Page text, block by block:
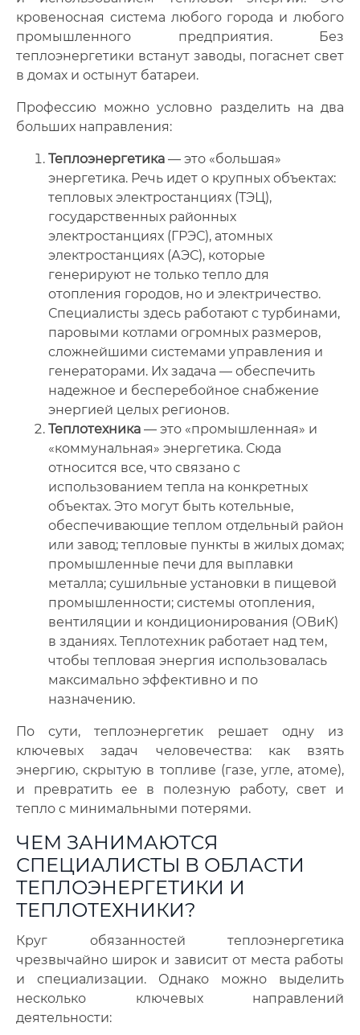
кровеносная система любого города и любого
промышленного предприятия. Без
теплоэнергетики встанут заводы, погаснет свет
в домах и остынут батареи.
Профессию можно условно разделить на два
больших направления:
Теплоэнергетика — это «большая»
энергетика. Речь идет о крупных объектах:
тепловых электростанциях (ТЭЦ),
государственных районных
электростанциях (ГРЭС), атомных
электростанциях (АЭС), которые
генерируют не только тепло для
отопления городов, но и электричество.
Специалисты здесь работают с турбинами,
паровыми котлами огромных размеров,
сложнейшими системами управления и
генераторами. Их задача — обеспечить
надежное и бесперебойное снабжение
энергией целых регионов.
Теплотехника — это «промышленная» и
«коммунальная» энергетика. Сюда
относится все, что связано с
использованием тепла на конкретных
объектах. Это могут быть котельные,
обеспечивающие теплом отдельный район
или завод; тепловые пункты в жилых домах;
промышленные печи для выплавки
металла; сушильные установки в пищевой
промышленности; системы отопления,
вентиляции и кондиционирования (ОВиК)
в зданиях. Теплотехник работает над тем,
чтобы тепловая энергия использовалась
максимально эффективно и по
назначению.
По сути, теплоэнергетик решает одну из
ключевых задач человечества: как взять
энергию, скрытую в топливе (газе, угле, атоме),
и превратить ее в полезную работу, свет и
тепло с минимальными потерями.
ЧЕМ ЗАНИМАЮТСЯ
СПЕЦИАЛИСТЫ В ОБЛАСТИ
ТЕПЛОЭНЕРГЕТИКИ И
ТЕПЛОТЕХНИКИ?
Круг обязанностей теплоэнергетика
чрезвычайно широк и зависит от места работы
и специализации. Однако можно выделить
несколько ключевых направлений
деятельности: